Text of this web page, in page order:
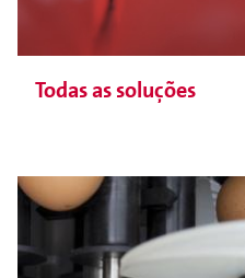
Todas as soluções